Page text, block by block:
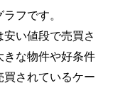
フです。
い値段で売買さ
な物件や好条件
されているケー